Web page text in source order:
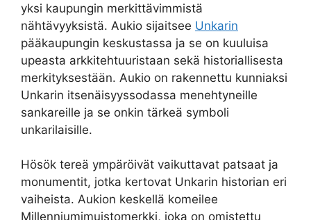
yksi kaupungin merkittävimmistä
nähtävyyksistä. Aukio sijaitsee Unkarin
pääkaupungin keskustassa ja se on kuuluisa
upeasta arkkitehtuuristaan sekä historiallisesta
merkityksestään. Aukio on rakennettu kunniaksi
Unkarin itsenäisyyssodassa menehtyneille
sankareille ja se onkin tärkeä symboli
unkarilaisille.
Hösök tereä ympäröivät vaikuttavat patsaat ja
monumentit, jotka kertovat Unkarin historian eri
vaiheista. Aukion keskellä komeilee
Millenniumimuistomerkki, joka on omistettu